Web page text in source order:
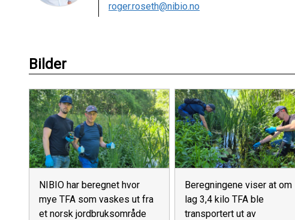
roger.roseth@nibio.no
Bilder
NIBIO har beregnet hvor
mye TFA som vaskes ut fra
et norsk jordbruksområde
Beregningene viser at om
lag 3,4 kilo TFA ble
transportert ut av